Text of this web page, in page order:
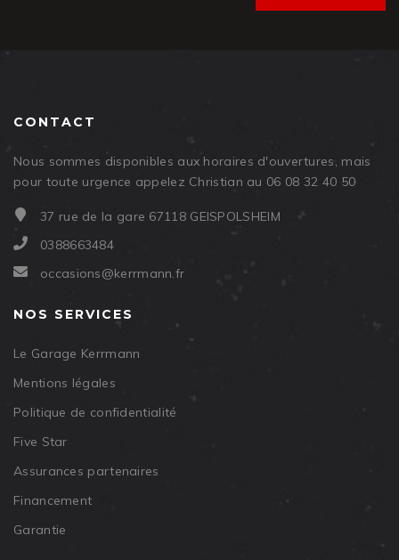
CONTACT
Nous sommes disponibles aux horaires d'ouvertures, mais
pour toute urgence appelez Christian au 06 08 32 40 50
37 rue de la gare 67118 GEISPOLSHEIM
0388663484
occasions@kerrmann.fr
NOS SERVICES
Le Garage Kerrmann
Mentions légales
Politique de confidentialité
Five Star
Assurances partenaires
Financement
Garantie